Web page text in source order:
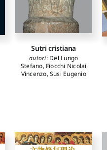
Sutri cristiana
autori: Del Lungo
Stefano, Fiocchi Nicolai
Vincenzo, Susi Eugenio